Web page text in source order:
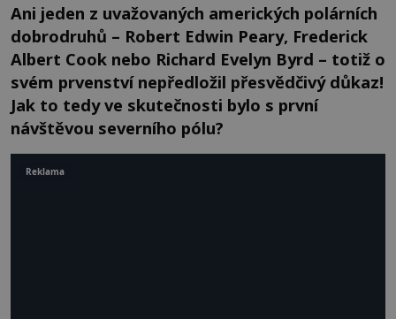
Ani jeden z uvažovaných amerických polárních
dobrodruhů – Robert Edwin Peary, Frederick
Albert Cook nebo Richard Evelyn Byrd – totiž o
svém prvenství nepředložil přesvědčivý důkaz!
Jak to tedy ve skutečnosti bylo s první
návštěvou severního pólu?
Reklama